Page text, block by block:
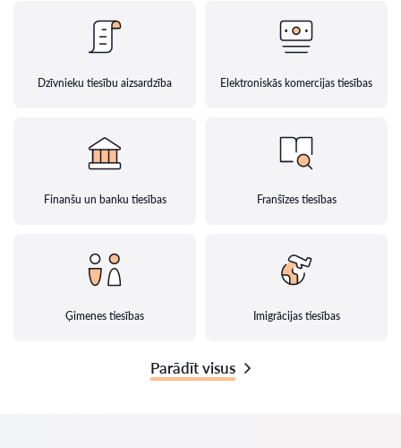
Dzīvnieku tiesību aizsardzība Elektroniskās komercijas tiesības
Finanšu un banku tiesības Franšīzes tiesības
Ģimenes tiesības Imigrācijas tiesības
Parādīt visus